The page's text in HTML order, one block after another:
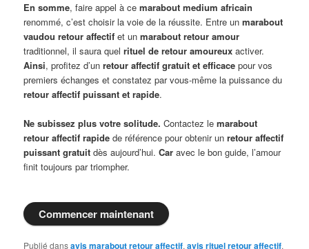
En somme, faire appel à cemarabout medium africain
renommé, c’est choisir la voie de la réussite. Entre unmarabout
vaudou retour affectif et unmarabout retour amour
traditionnel, il saura quelrituel de retour amoureux activer.
Ainsi, profitez d’unretour affectif gratuit et efficace pour vos
premiers échanges et constatez par vous-même la puissance du
retour affectif puissant et rapide.
Ne subissez plus votre solitude. Contactez lemarabout
retour affectif rapide de référence pour obtenir unretour affectif
puissant gratuit dès aujourd’hui.Car avec le bon guide, l’amour
finit toujours par triompher.
Commencer maintenant
Publié dansavis marabout retour affectif,avis rituel retour affectif,